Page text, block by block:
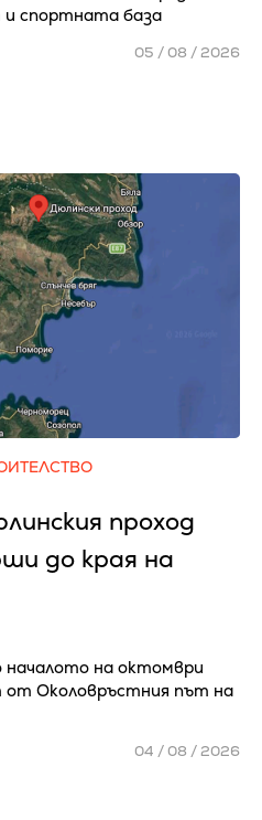
спортната база
05 / 08 / 2026
проход
до края на
началото на октомври
от Околовръстния път на
04 / 08 / 2026